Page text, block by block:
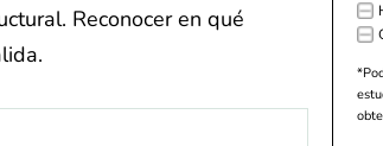
Reconocer en qué